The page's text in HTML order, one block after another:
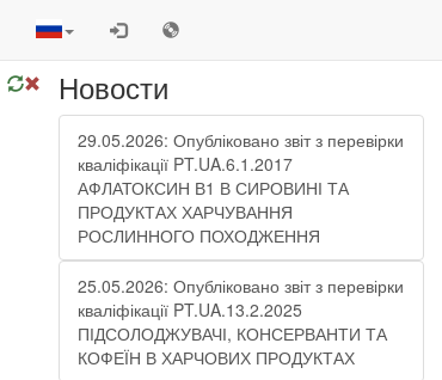
Новости
29.05.2026: Опубліковано звіт з перевірки
кваліфікації PT.UA.6.1.2017
АФЛАТОКСИН В1 В СИРОВИНІ ТА
ПРОДУКТАХ ХАРЧУВАННЯ
РОСЛИННОГО ПОХОДЖЕННЯ
25.05.2026: Опубліковано звіт з перевірки
кваліфікації PT.UA.13.2.2025
ПІДСОЛОДЖУВАЧІ, КОНСЕРВАНТИ ТА
КОФЕЇН В ХАРЧОВИХ ПРОДУКТАХ